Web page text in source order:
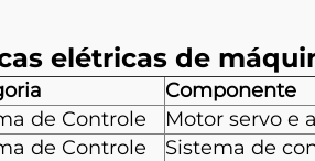
elétricas de
Componente
de Controle
Motor servo e
de Controle
Sistema de